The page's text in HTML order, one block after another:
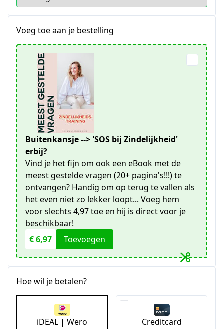
Voeg toe aan je bestelling
Buitenkansje --> 'SOS bij Zindelijkheid'
erbij?
Vind je het fijn om ook een eBook met de
meest gestelde vragen (20+ pagina's!!!) te
ontvangen? Handig om op terug te vallen als
het even niet zo lekker loopt... Voeg hem
voor slechts 4,97 toe en hij is direct voor je
beschikbaar!
€ 6,97
Toevoegen
Hoe wil je betalen?
iDEAL | Wero Creditcard